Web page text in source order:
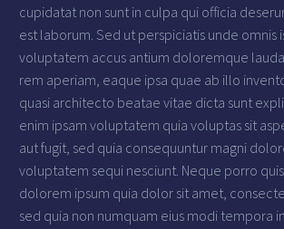
cupidatat non sunt in culpa qui officia
est laborum. Sed ut perspiciatis unde omnis
voluptatem accus antium doloremque
rem aperiam, eaque ipsa quae ab illo
quasi architecto beatae vitae dicta sunt
enim ipsam voluptatem quia voluptas sit
aut fugit, sed quia consequuntur magni
voluptatem sequi nesciunt. Neque porro
dolorem ipsum quia dolor sit amet,
sed quia non numquam eius modi tempora